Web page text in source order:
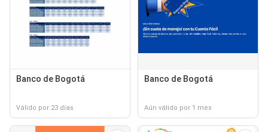
Banco de Bogotá
Válido por 23 días
Banco de Bogotá
Aún válido por 1 mes